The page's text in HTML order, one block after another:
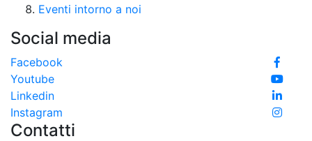
Eventi intorno a noi
Social media
Facebook
Youtube
Linkedin
Instagram
Contatti